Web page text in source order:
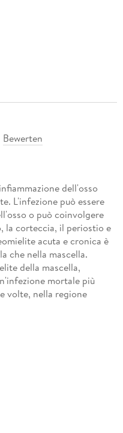
Bewerten
dell'osso
L'infezione può essere
o può coinvolgere
la corteccia, il periostio e
acuta e cronica è
che nella mascella.
della mascella,
mortale più
volte, nella regione
media e alla natura
I segni ei sintomi
perdita di
di osteomielite
dai reperti radiografici
chiazze e
dalla risonanza